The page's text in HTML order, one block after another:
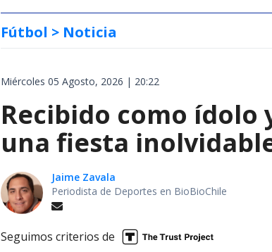
Fútbol > Noticia
Miércoles 05 Agosto, 2026 | 20:22
Recibido como ídolo
una fiesta
Jaime Zavala
Periodista de Deportes en BioBioChile
Seguimos criterios de